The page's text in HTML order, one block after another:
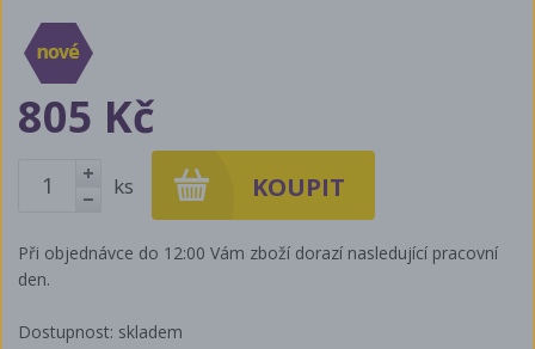
805 Kč
+
ks
Při objednávce do 12:00 Vám zboží dorazí nasledující pracovní
den.
Dostupnost: skladem